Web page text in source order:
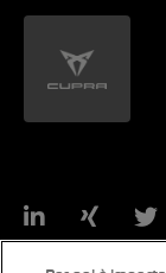
LinkedIn
Xing